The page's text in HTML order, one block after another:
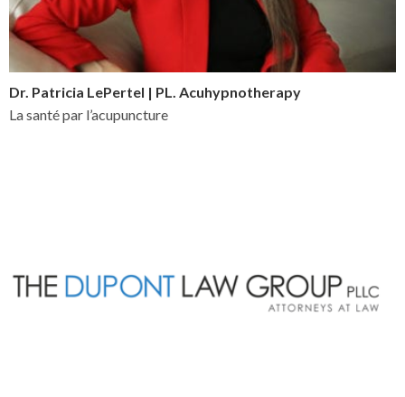
Dr. Patricia LePertel | PL. Acuhypnotherapy
La santé par l’acupuncture